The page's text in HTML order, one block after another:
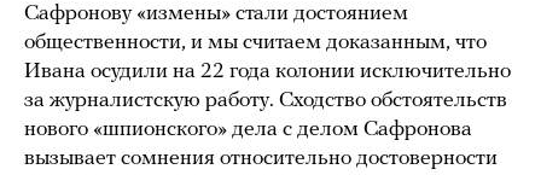
Сафронову «измены» стали достоянием
общественности, и мы считаем доказанным, что
Ивана осудили на 22 года колонии исключительно
за журналистскую работу. Сходство обстоятельств
нового «шпионского» дела с делом Сафронова
вызывает сомнения относительно достоверности